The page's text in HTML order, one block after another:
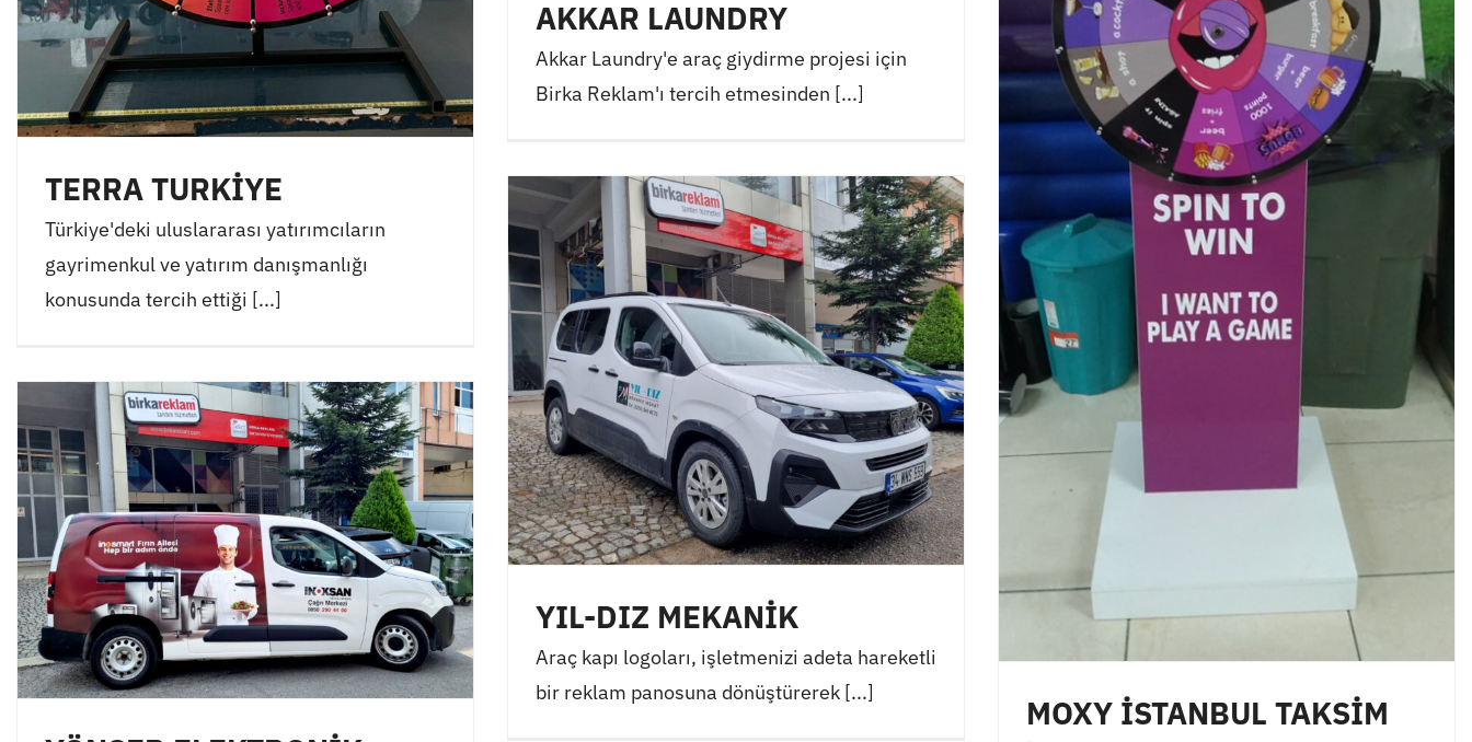
TERRA TURKİYE
Türkiye'deki uluslararası yatırımcıların
gayrimenkul ve yatırım danışmanlığı
konusunda tercih ettiği [...]
AKKAR LAUNDRY
Akkar Laundry'e araç giydirme projesi için
Birka Reklam'ı tercih etmesinden [...]
MOXY İSTANBUL TAKSİM
YIL-DIZ MEKANİK
Araç kapı logoları, işletmenizi adeta hareketli
bir reklam panosuna dönüştürerek [...]